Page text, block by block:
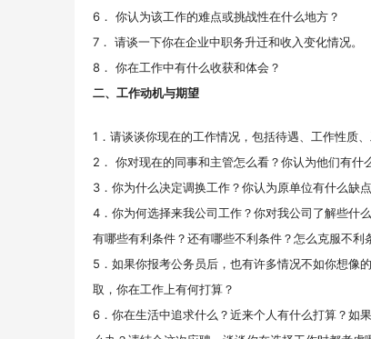
6． 你认为该工作的难点或挑战性在什么地方？
7． 请谈一下你在企业中职务升迁和收入变化情况。
8． 你在工作中有什么收获和体会？
二、工作动机与期望
1．请谈谈你现在的工作情况，包括待遇、工作性质、
2． 你对现在的同事和主管怎么看？你认为他们有什
3．你为什么决定调换工作？你认为原单位有什么缺
4．你为何选择来我公司工作？你对我公司了解些什
有哪些有利条件？还有哪些不利条件？怎么克服不利
5．如果你报考公务员后，也有许多情况不如你想像
取，你在工作上有何打算？
6．你在生活中追求什么？近来个人有什么打算？如